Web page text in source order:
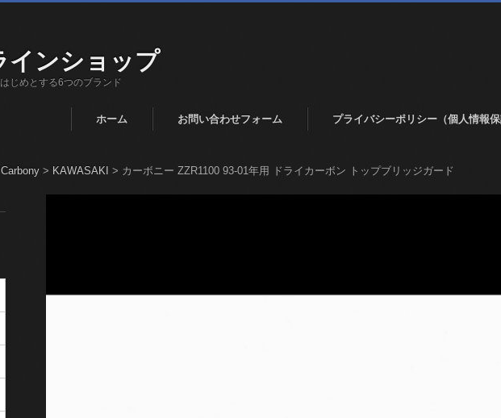
ンショップ
じめとする6つのブランド
ホーム お問い合わせフォーム プライバシーポリシー（個人情報
Carbony > KAWASAKI > カーボニー ZZR1100 93-01年用 ドライカーボン トップブリッジガード